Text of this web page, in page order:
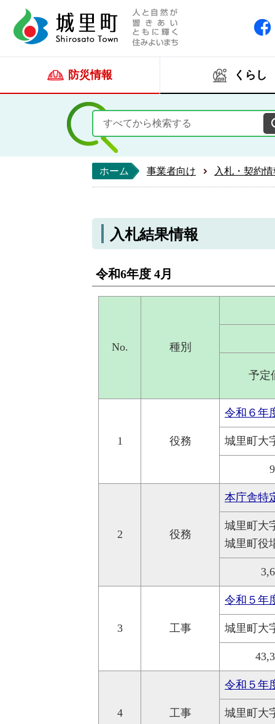
防災情報 くらし
ホーム 事業者向け 入札・契約
入札結果情報
令和6年度 4月
No. 種別
予定
1 役務
令和６年
城里町
2 役務
本庁舎特
城里町大
城里町役
3 工事
令和５年
城里町
4 工事
令和５年
城里町